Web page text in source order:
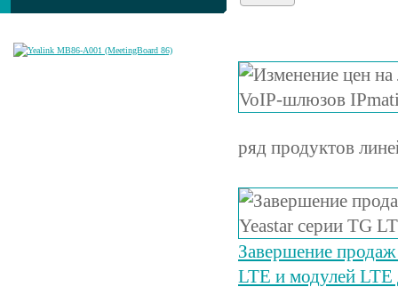
ряд продуктов
Завершение
LTE и модулей